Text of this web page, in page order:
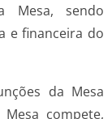
Mesa, sendo
e financeira do
da Mesa
compete,